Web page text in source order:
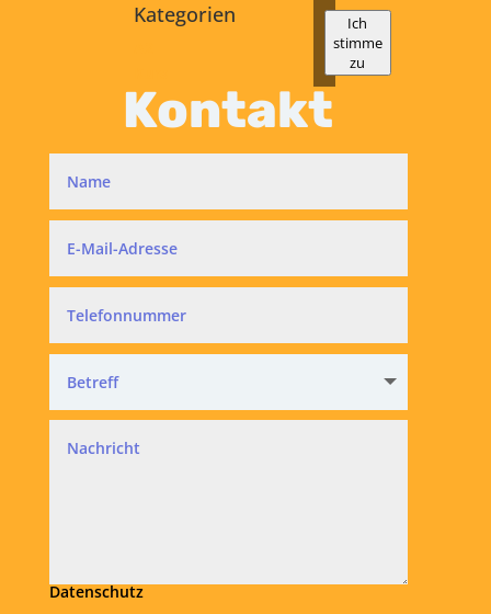
Kategorien
Ich
stimme
zu
Kontakt
Datenschutz